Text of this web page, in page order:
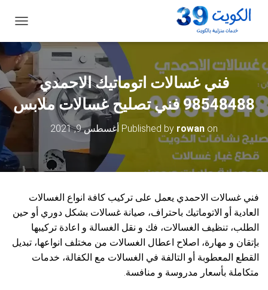
ب
د
ي
ل
ا
ل
ت
فني غسالات اتوماتيك الاحمدي
98548488 فني تصليح غسالات ملابس
Published by rowan on أغسطس 9, 2021
فني غسالات الاحمدي يعمل على تركيب كافة انواع الغسالات
العادية أو الاتوماتيك باحتراف، صيانة غسالات بشكل دوري أو حين
الطلب، تنظيف الغسالات، فك و نقل الغسالة و اعادة تركيبها
بإتقان و مهارة، اصلاح اعطال الغسالات من مختلف انواعها، تبديل
القطع المعطوبة أو التالفة في الغسالات مع الكفالة، خدمات
متكاملة بأسعار مدروسة و منافسة.